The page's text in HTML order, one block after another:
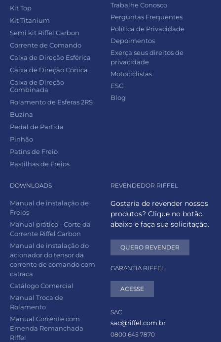
Kit Top
Kit Titanium
Semi kit Riffel Carbon
Corrente de Comando
Caixa de Direção Esférica
Caixa de Direção Cônica
Caixa de Direção
Combinada
Rolamento de Esferas 2RS
Buzina
Pedal de Partida
Pinhão
Patins de Freio
Pastilhas de Freios
Trabalhe Conosco
Perguntas Frequentes
Política de Privacidade
Depoimentos
Exerça seus direitos de
privacidade
Motociclistas
ESG
Blog
DOWNLOADS
Manual de instalação de
Freios
Manual prático - Corte da
Corrente Riffel Carbon
Manual de instalação do
acionador do tensor da
corrente de comando com
catraca
Catálogo Comercial
Manual Troca de
Rolamento
Manual Corrente com
Emenda Remanchada
Riffel
REVENDEDOR RIFFEL
Gostaria de revender nossos
produtos? Clique no botão
abaixo e faça sua solicitação.
QUERO REVENDER
GARANTIA RIFFEL
ACESSE
SAC
sac@riffel.com.br
0800 645 7870